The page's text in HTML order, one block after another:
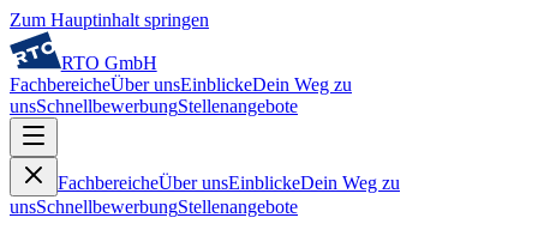
Zum Hauptinhalt springen
RTO GmbH
FachbereicheÜber unsEinblickeDein Weg zu
unsSchnellbewerbungStellenangebote
FachbereicheÜber unsEinblickeDein Weg zu
unsSchnellbewerbungStellenangebote